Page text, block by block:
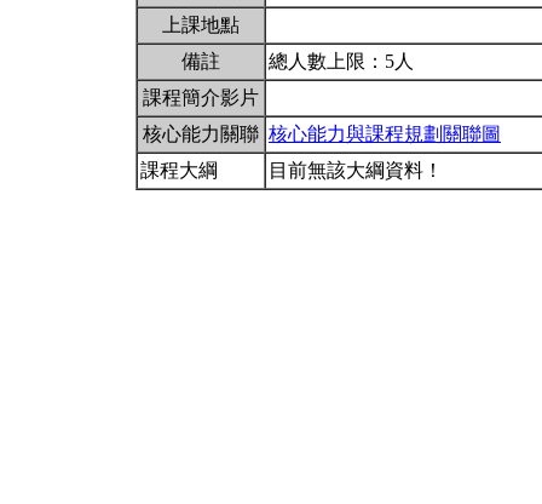
上課地點
備註
總人數上限：5人
課程簡介影片
核心能力關聯 核心能力與課程規劃關聯圖
課程大綱
目前無該大綱資料！